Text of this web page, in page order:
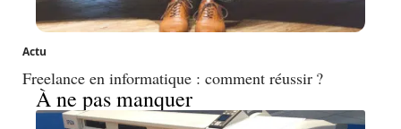
Actu
Freelance en informatique : comment réussir ?
À ne pas manquer